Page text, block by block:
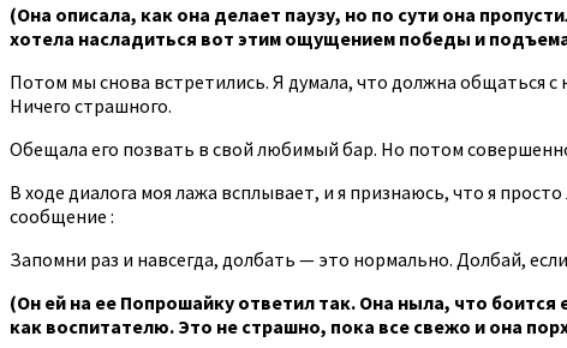
(Она описала, как она делает паузу, но по сути она
хотела насладиться вот этим ощущением победы и
Потом мы снова встретились. Я думала, что должна общаться с
Ничего страшного.
Обещала его позвать в свой любимый бар. Но потом
В ходе диалога моя лажа всплывает, и я признаюсь, что я
сообщение :
Запомни раз и навсегда, долбать — это нормально. Долбай,
(Он ей на ее Попрошайку ответил так. Она ныла, что
как воспитателю. Это не страшно, пока все свежо и она